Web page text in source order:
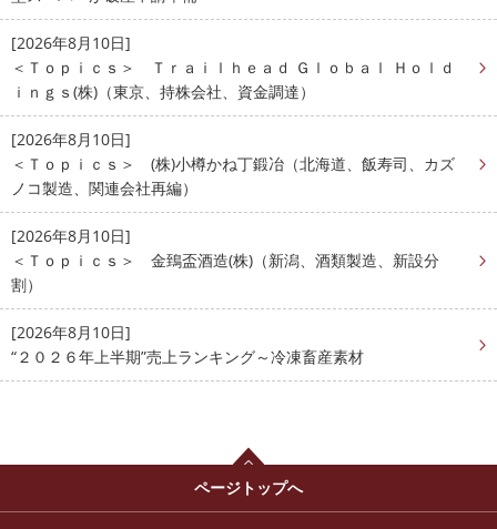
[2026年8月10日]
＜Ｔｏｐｉｃｓ＞ Ｔｒａｉｌｈｅａｄ Ｇｌｏｂａｌ Ｈｏｌｄ
ｉｎｇｓ(株)（東京、持株会社、資金調達）
[2026年8月10日]
＜Ｔｏｐｉｃｓ＞ (株)小樽かね丁鍛冶（北海道、飯寿司、カズ
ノコ製造、関連会社再編）
[2026年8月10日]
＜Ｔｏｐｉｃｓ＞ 金鵄盃酒造(株)（新潟、酒類製造、新設分
割）
[2026年8月10日]
“２０２６年上半期”売上ランキング～冷凍畜産素材
ページトップへ